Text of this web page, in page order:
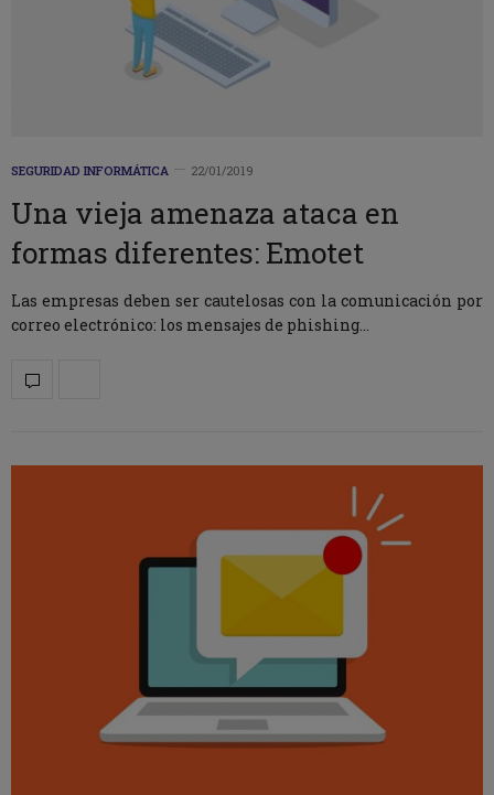
SEGURIDAD INFORMÁTICA 22/01/2019
Una vieja amenaza ataca en
formas diferentes: Emotet
Las empresas deben ser cautelosas con la comunicación por
correo electrónico: los mensajes de phishing…